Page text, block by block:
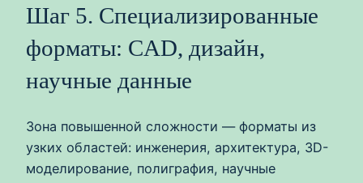
Шаг 5. Специализированные
форматы: CAD, дизайн,
научные данные
Зона повышенной сложности — форматы из
узких областей: инженерия, архитектура, 3D-
моделирование, полиграфия, научные